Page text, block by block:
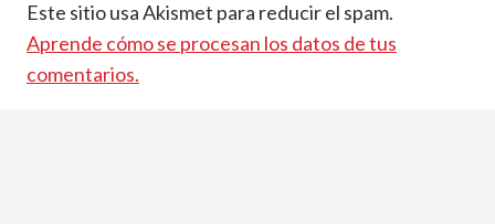
Este sitio usa Akismet para reducir el spam.
Aprende cómo se procesan los datos de tus
comentarios.